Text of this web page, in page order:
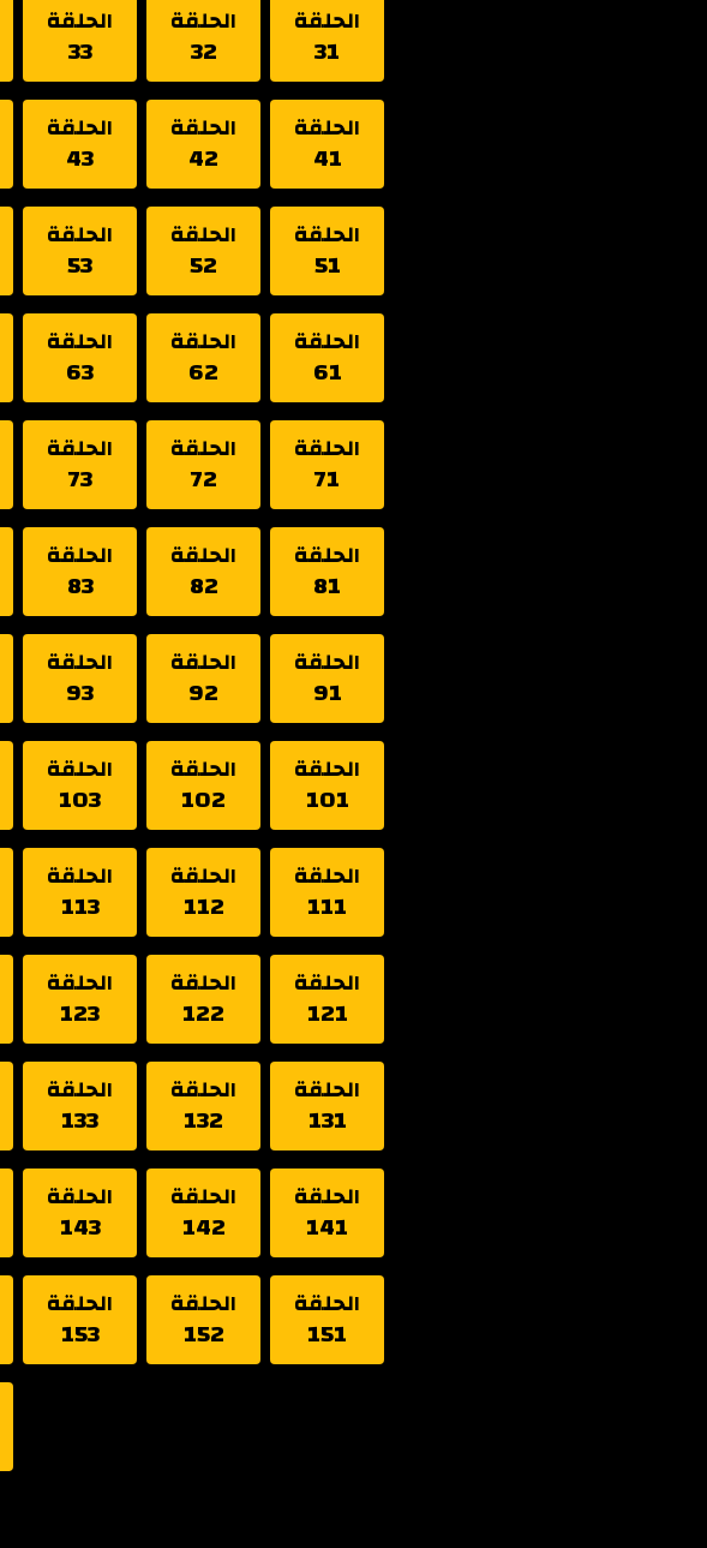
الحلقة
31
الحلقة
32
الحلقة
33
الحلقة
41
الحلقة
42
الحلقة
43
الحلقة
51
الحلقة
52
الحلقة
53
الحلقة
61
الحلقة
62
الحلقة
63
الحلقة
71
الحلقة
72
الحلقة
73
الحلقة
81
الحلقة
82
الحلقة
83
الحلقة
91
الحلقة
92
الحلقة
93
الحلقة
101
الحلقة
102
الحلقة
103
الحلقة
111
الحلقة
112
الحلقة
113
الحلقة
121
الحلقة
122
الحلقة
123
الحلقة
131
الحلقة
132
الحلقة
133
الحلقة
141
الحلقة
142
الحلقة
143
الحلقة
151
الحلقة
152
الحلقة
153